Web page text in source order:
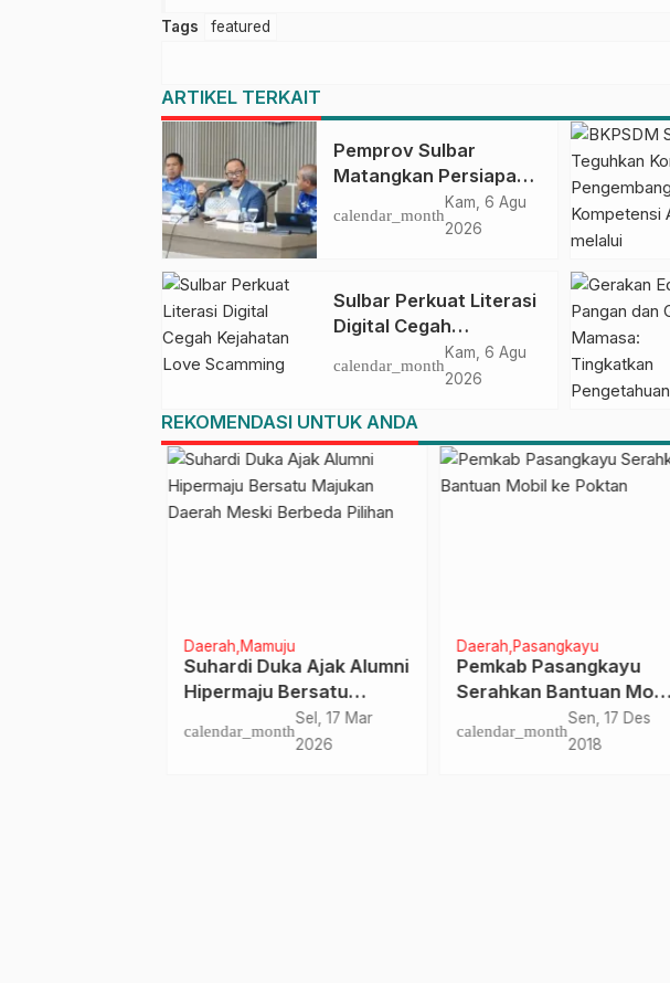
Tags featured
ARTIKEL TERKAIT
Pemprov Sulbar
Matangkan Persiapan
HUT Ke-81 RI, Puncak
Upacara di Lapangan
calendar_month
Kam, 6 Agu
2026
Sulbar Perkuat Literasi
Digital Cegah
Kejahatan Love
Scamming
calendar_month
Kam, 6 Agu
2026
REKOMENDASI UNTUK ANDA
Daerah Mamuju
Suhardi Duka Ajak Alumni
Hipermaju Bersatu
Majukan Daerah Meski
Berbeda Pilihan
calendar_month
Sel, 17 Mar
2026
Daerah Pasangkayu
Pemkab Pasangkayu
Serahkan Bantuan Mobil
calendar_month
Sen, 17 Des
2018